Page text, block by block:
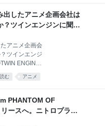
22:56:45
」の差が埋め
ていた「学び
そうな仕事」
す ・期待され
note（ノー
出したアニメ企画会社は
？ツインエンジンに聞く
総研
アニメ企画会
ツインエンジ
ENGINE
ンジンが手掛
ぐや姫！』は
、動員134万人
リジナル作品
で控えるなど
む アニメ
PHANTOM OF
ースへ。ニトロプラス
ついに - AUTOMATON